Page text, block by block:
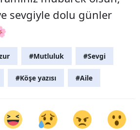
sevgiyle dolu günler
#Mutluluk #Sevgi
#Köşe yazısı #Aile